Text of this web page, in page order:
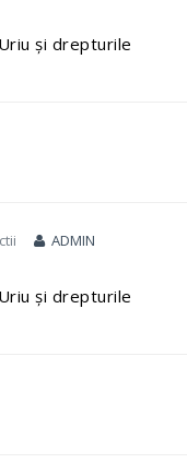
și drepturile
ADMIN
și drepturile